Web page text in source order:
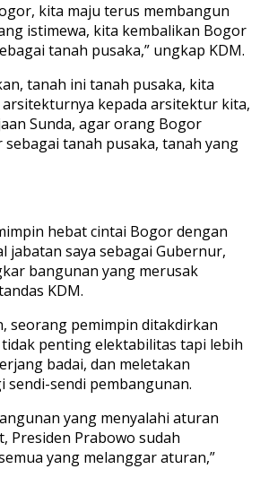
kita maju terus membangun
istimewa, kita kembalikan Bogor
tanah pusaka,” ungkap KDM.
tanah ini tanah pusaka, kita
kepada arsitektur kita,
Sunda, agar orang Bogor
tanah pusaka, tanah yang
hebat cintai Bogor dengan
jabatan saya sebagai Gubernur,
bangunan yang merusak
KDM.
seorang pemimpin ditakdirkan
penting elektabilitas tapi lebih
badai, dan meletakan
sendi-sendi pembangunan.
yang menyalahi aturan
Presiden Prabowo sudah
yang melanggar aturan,”